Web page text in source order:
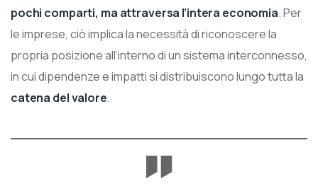
pochi comparti, ma attraversa l’intera economia. Per
le imprese, ciò implica la necessità di riconoscere la
propria posizione all’interno di un sistema interconnesso,
in cui dipendenze e impatti si distribuiscono lungo tutta la
catena del valore.